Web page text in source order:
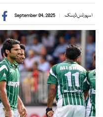
اسپورٹس ڈیسک September 04, 2025